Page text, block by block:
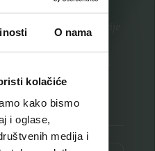
O nama
kolačiće
kako bismo
i oglase,
medija i
i ekskluzivne promocije
za novosti